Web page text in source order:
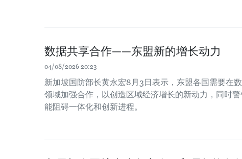
数据共享合作——东盟新的增长动力
04/08/2026 20:23
新加坡国防部长黄永宏8月3日表示，东盟各国需要在
领域加强合作，以创造区域经济增长的新动力，同时
能阻碍一体化和创新进程。